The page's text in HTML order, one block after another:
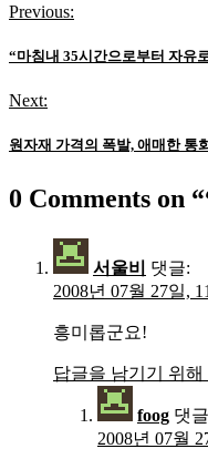
글
탐
색
Previous:
“마침내 35시간으로부터 자유
Next:
원자재 가격의 폭발, 애매한 통
0 Comments on “
서울비
댓글:
2008년 07월 27일,
흥미롭군요!
답글을 남기기 위해
foog 댓
2008년 07월